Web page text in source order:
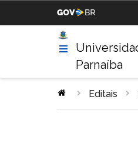
República
Ministério da Agricultura,
Parnaíba
Editais